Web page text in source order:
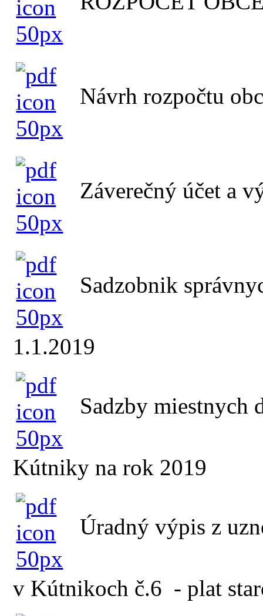
Návrh rozpočtu
Záverečný účet a
Sadzobnik
1.1.2019
Sadzby miestnych
Kútniky na rok 2019
Úradný výpis z
v Kútnikoch č.6 - plat